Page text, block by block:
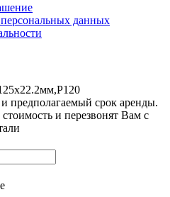
данных
предполагаемый срок аренды.
и перезвонят Вам с